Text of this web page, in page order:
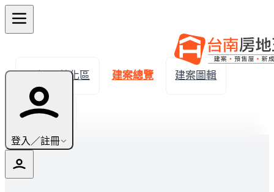
登入／註冊
← 返回善化區 建案總覽 建案圖輯
生活機能